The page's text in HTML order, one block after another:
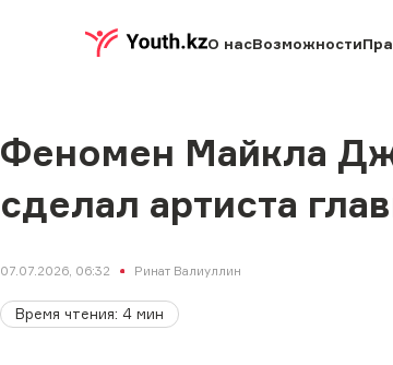
О насВозможности
Феномен Майкла
сделал артиста
07.07.2026, 06:32 Ринат Валиуллин
Время чтения: 4 мин